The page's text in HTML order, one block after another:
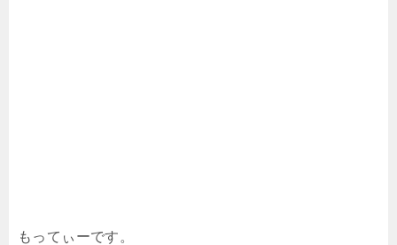
もってぃーです。